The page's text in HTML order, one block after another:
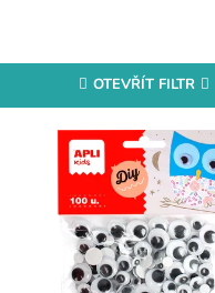
OTEVŘÍT FILTR